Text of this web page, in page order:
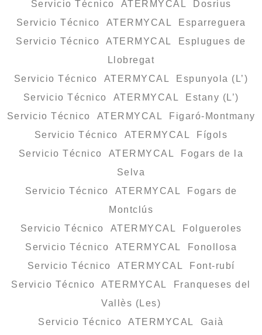
Servicio Técnico ATERMYCAL Dosrius
Servicio Técnico ATERMYCAL Esparreguera
Servicio Técnico ATERMYCAL Esplugues de
Llobregat
Servicio Técnico ATERMYCAL Espunyola (L’)
Servicio Técnico ATERMYCAL Estany (L’)
Servicio Técnico ATERMYCAL Figaró-Montmany
Servicio Técnico ATERMYCAL Fígols
Servicio Técnico ATERMYCAL Fogars de la
Selva
Servicio Técnico ATERMYCAL Fogars de
Montclús
Servicio Técnico ATERMYCAL Folgueroles
Servicio Técnico ATERMYCAL Fonollosa
Servicio Técnico ATERMYCAL Font-rubí
Servicio Técnico ATERMYCAL Franqueses del
Vallès (Les)
Servicio Técnico ATERMYCAL Gaià